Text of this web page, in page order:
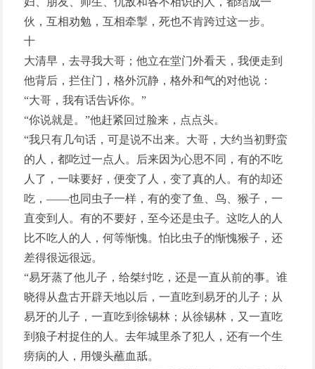
伙，互相劝勉，互相牵掣，死也不肯跨过这一步。
十
大清早，去寻我大哥；他立在堂门外看天，我便走到
他背后，拦住门，格外沉静，格外和气的对他说：
“大哥，我有话告诉你。”
“你说就是。”他赶紧回过脸来，点点头。
“我只有几句话，可是说不出来。大哥，大约当初野蛮
的人，都吃过一点人。后来因为心思不同，有的不吃
人了，一味要好，便变了人，变了真的人。有的却还
吃，——也同虫子一样，有的变了鱼、鸟、猴子，一
直变到人。有的不要好，至今还是虫子。这吃人的人
比不吃人的人，何等惭愧。怕比虫子的惭愧猴子，还
差得很远很远。
“易牙蒸了他儿子，给桀纣吃，还是一直从前的事。谁
晓得从盘古开辟天地以后，一直吃到易牙的儿子；从
易牙的儿子，一直吃到徐锡林；从徐锡林，又一直吃
到狼子村捉住的人。去年城里杀了犯人，还有一个生
痨病的人，用馒头蘸血舐。